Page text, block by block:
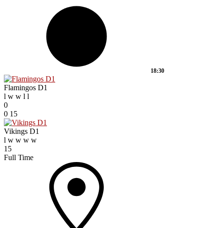
18:30
Flamingos D1
l w w l l
0
0 15
Vikings D1
l w w w w
15
Full Time